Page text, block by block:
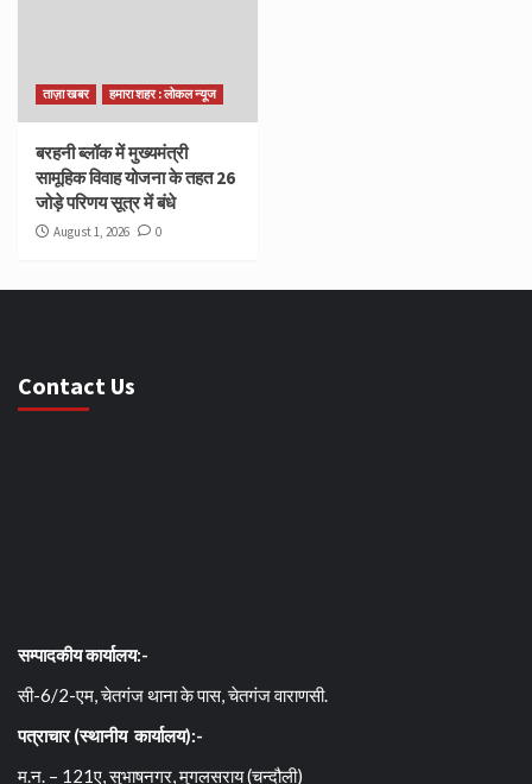
ताज़ा खबर हमारा शहर : लोकल न्यूज
बरहनी ब्लॉक में मुख्यमंत्री
सामूहिक विवाह योजना के तहत 26
जोड़े परिणय सूत्र में बंधे
August 1, 2026 0
Contact Us
सम्पादकीय कार्यालय:-
सी-6/2-एम, चेतगंज थाना के पास, चेतगंज वाराणसी.
पत्राचार (स्थानीय कार्यालय):-
म.न. – 121ए, सुभाषनगर, मुगलसराय (चन्दौली)